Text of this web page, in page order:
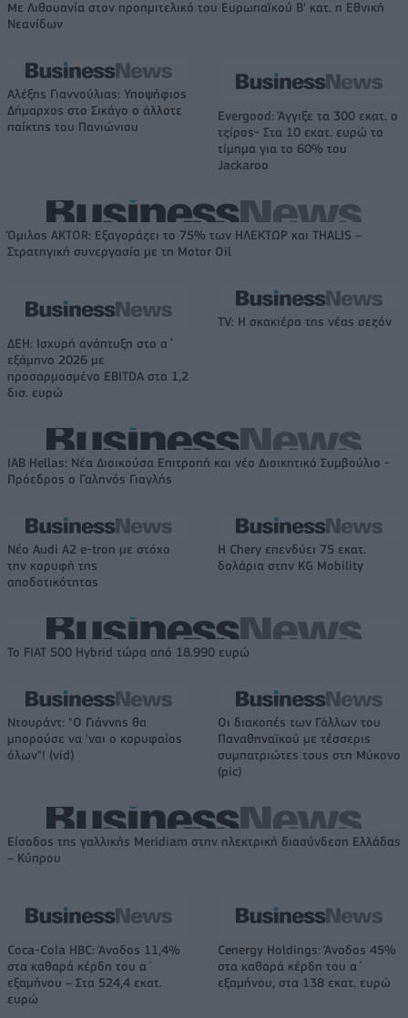
Με Λιθουανία στον προημιτελικό του Ευρωπαϊκού Β' κατ. η Εθνική
Νεανίδων
Αλέξης Γιαννούλιας: Υποψήφιος
Δήμαρχος στο Σικάγο ο άλλοτε
παίκτης του Πανιώνιου
Evergood: Άγγιξε τα 300 εκατ. ο
τζίρος- Στα 10 εκατ. ευρώ το
τίμημα για το 60% του
Jackaroo
Όμιλος AKTOR: Εξαγοράζει το 75% των ΗΛΕΚΤΩΡ και THALIS –
Στρατηγική συνεργασία με τη Motor Oil
ΔΕΗ: Ισχυρή ανάπτυξη στο α΄
εξάμηνο 2026 με
προσαρμοσμένο EBITDA στα 1,2
δισ. ευρώ
TV: Η σκακιέρα της νέας σεζόν
IAB Hellas: Νέα Διοικούσα Επιτροπή και νέο Διοικητικό Συμβούλιο -
Πρόεδρος ο Γαληνός Γιαγλής
Νέο Audi A2 e-tron με στόχο
την κορυφή της
αποδοτικότητας
Η Chery επενδύει 75 εκατ.
δολάρια στην KG Mobility
Το FIAT 500 Hybrid τώρα από 18.990 ευρώ
Ντουράντ: "Ο Γιάννης θα
μπορούσε να 'ναι ο κορυφαίος
όλων"! (vid)
Οι διακοπές των Γάλλων του
Παναθηναϊκού με τέσσερις
συμπατριώτες τους στη Μύκονο
(pic)
Είσοδος της γαλλικής Meridiam στην ηλεκτρική διασύνδεση Ελλάδας
– Κύπρου
Coca-Cola HBC: Άνοδος 11,4%
στα καθαρά κέρδη του α΄
εξαμήνου – Στα 524,4 εκατ.
ευρώ
Cenergy Holdings: Άνοδος 45%
στα καθαρά κέρδη του α΄
εξαμήνου, στα 138 εκατ. ευρώ